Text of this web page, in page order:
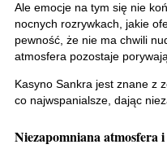
Ale emocje na tym się nie
nocnych rozrywkach, jakie
pewność, że nie ma chwili
atmosfera pozostaje
Kasyno Sankra jest znane z
co najwspanialsze, dając
Niezapomniana atmosfera